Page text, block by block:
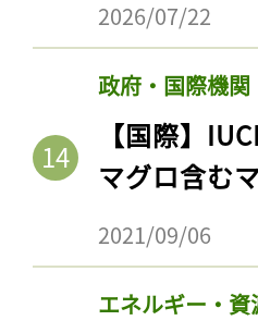
2026/07/22
政府・国際機関
【国際】
マグロ含む
2021/09/06
エネルギー・資